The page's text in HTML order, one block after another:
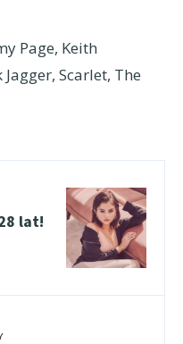
Page, Keith
Jagger, Scarlet, The
lat!